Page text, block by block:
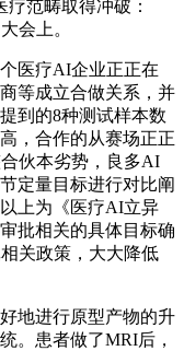
范畴取得冲破：
会上。
医疗AI企业正正在
等成立合做关系，并
到的8种测试样本数
，合作的从赛场正正
伙本劣势，良多AI
定量目标进行对比阐
上为《医疗AI立异
批相关的具体目标确
关政策，大大降低
地进行原型产物的升
。患者做了MRI后，